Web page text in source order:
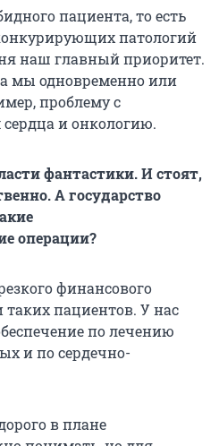
пациента, то есть
патологий
наш главный приоритет.
мы одновременно или
проблему с
и онкологию.
фантастики. И стоят,
А государство
операции?
финансового
пациентов. У нас
по лечению
и по сердечно-
в плане